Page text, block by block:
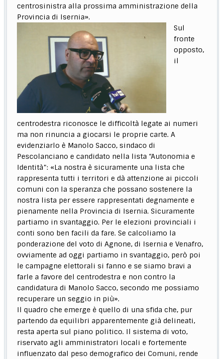
centrosinistra alla prossima amministrazione della
Provincia di Isernia».
Sul
fronte
opposto,
il
centrodestra riconosce le difficoltà legate ai numeri
ma non rinuncia a giocarsi le proprie carte. A
evidenziarlo è Manolo Sacco, sindaco di
Pescolanciano e candidato nella lista “Autonomia e
Identità”: «La nostra è sicuramente una lista che
rappresenta tutti i territori e dà attenzione ai piccoli
comuni con la speranza che possano sostenere la
nostra lista per essere rappresentati degnamente e
pienamente nella Provincia di Isernia. Sicuramente
partiamo in svantaggio. Per le elezioni provinciali i
conti sono ben facili da fare. Se calcoliamo la
ponderazione del voto di Agnone, di Isernia e Venafro,
ovviamente ad oggi partiamo in svantaggio, però poi
le campagne elettorali si fanno e se siamo bravi a
farle a favore del centrodestra e non contro la
candidatura di Manolo Sacco, secondo me possiamo
recuperare un seggio in più».
Il quadro che emerge è quello di una sfida che, pur
partendo da equilibri apparentemente già delineati,
resta aperta sul piano politico. Il sistema di voto,
riservato agli amministratori locali e fortemente
influenzato dal peso demografico dei Comuni, rende